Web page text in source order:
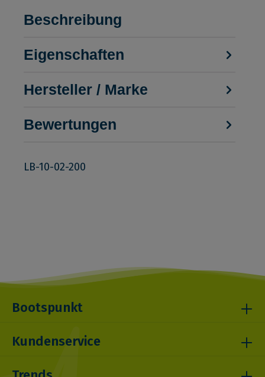
Beschreibung
Eigenschaften
Hersteller / Marke
Bewertungen
LB-10-02-200
Bootspunkt
Kundenservice